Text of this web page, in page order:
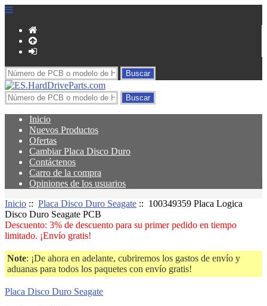
Inicio
Nuevos Productos
Ofertas
Cambiar Placa Disco Duro
Contáctenos
Carro de la compra
Opiniones de los usuarios
Inicio :: Placa Disco Duro Seagate :: 100349359 Placa Logica
Disco Duro Seagate PCB
Descuento: 3% de descuento para su primer pedido en tiempo
limitado. ¡Envío gratis!
Note: ¡De ahora en adelante, cubriremos los gastos de envío y
aduanas para todos los paquetes con envío gratis!
Placa Disco Duro Seagate